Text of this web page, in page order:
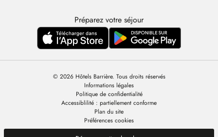
Préparez votre séjour
© 2026 Hôtels Barrière. Tous droits réservés
Informations légales
Politique de confidentialité
Accessiblilité : partiellement conforme
Plan du site
Préférences cookies